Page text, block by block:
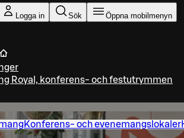
Logga in Sök Öppna mobilmenyn
Royal, konferens- och festutrymmen
Konferens- och evenemangslokaler